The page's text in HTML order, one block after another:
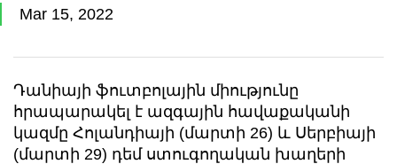
Mar 15, 2022
Դանիայի ֆուտբոլային միությունը
հրապարակել է ազգային հավաքականի
կազմը Հոլանդիայի (մարտի 26) և Սերբիայի
(մարտի 29) դեմ ստուգողական խաղերի